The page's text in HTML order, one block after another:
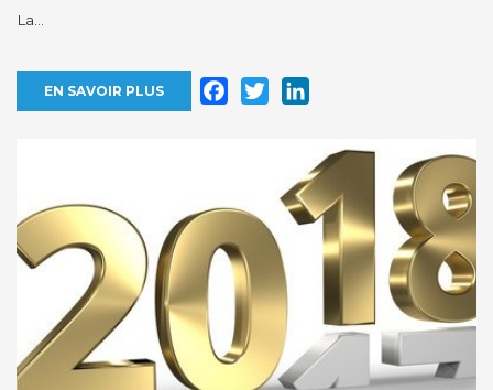
La...
EN SAVOIR PLUS Facebook
Twitter